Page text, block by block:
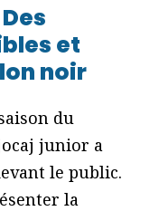
et
noir
du
junior a
le public.
la